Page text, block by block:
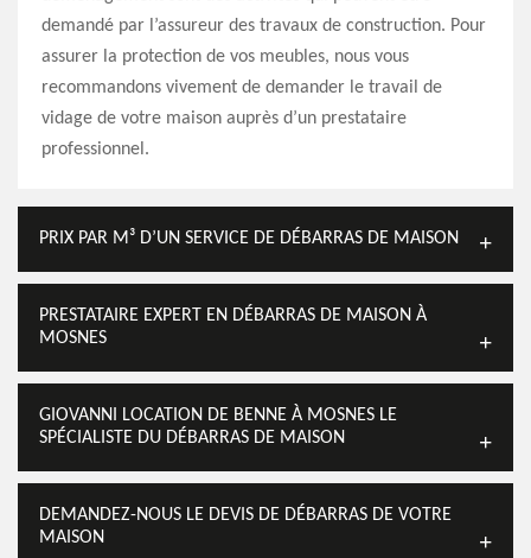
demandé par l’assureur des travaux de construction. Pour
assurer la protection de vos meubles, nous vous
recommandons vivement de demander le travail de
vidage de votre maison auprès d’un prestataire
professionnel.
PRIX PAR M³ D’UN SERVICE DE DÉBARRAS DE MAISON
PRESTATAIRE EXPERT EN DÉBARRAS DE MAISON À
MOSNES
GIOVANNI LOCATION DE BENNE À MOSNES LE
SPÉCIALISTE DU DÉBARRAS DE MAISON
DEMANDEZ-NOUS LE DEVIS DE DÉBARRAS DE VOTRE
MAISON